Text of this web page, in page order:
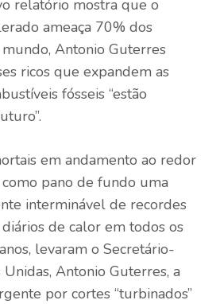
relatório mostra que o
ameaça 70% dos
Antonio Guterres
ricos que expandem as
fósseis “estão
em andamento ao redor
pano de fundo uma
interminável de recordes
diários de calor em todos os
levaram o Secretário-
Antonio Guterres, a
por cortes “turbinados”